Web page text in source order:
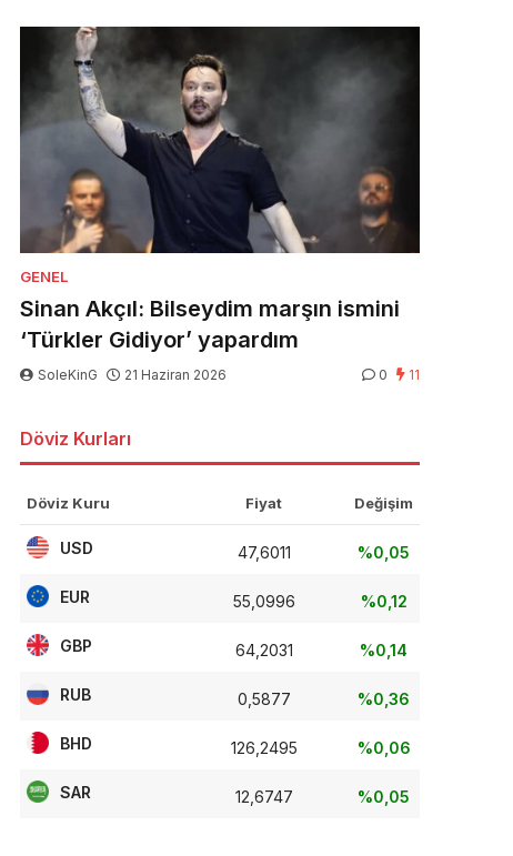
GENEL
Sinan Akçıl: Bilseydim marşın ismini
‘Türkler Gidiyor’ yapardım
SoleKinG 21 Haziran 2026 0 11
Döviz Kurları
Döviz Kuru Fiyat Değişim
USD 47,6011 %0,05
EUR 55,0996 %0,12
GBP 64,2031 %0,14
RUB 0,5877 %0,36
BHD 126,2495 %0,06
SAR 12,6747 %0,05